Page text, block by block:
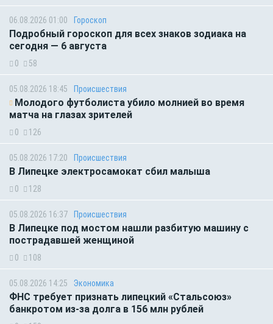
06.08.2026 01:00 Гороскоп
Подробный гороскоп для всех знаков зодиака на
сегодня — 6 августа
0 58
05.08.2026 18:45 Происшествия
Молодого футболиста убило молнией во время
матча на глазах зрителей
0 126
05.08.2026 17:20 Происшествия
В Липецке электросамокат сбил малыша
0 128
05.08.2026 16:37 Происшествия
В Липецке под мостом нашли разбитую машину с
пострадавшей женщиной
0 108
05.08.2026 14:25 Экономика
ФНС требует признать липецкий «Стальсоюз»
банкротом из-за долга в 156 млн рублей